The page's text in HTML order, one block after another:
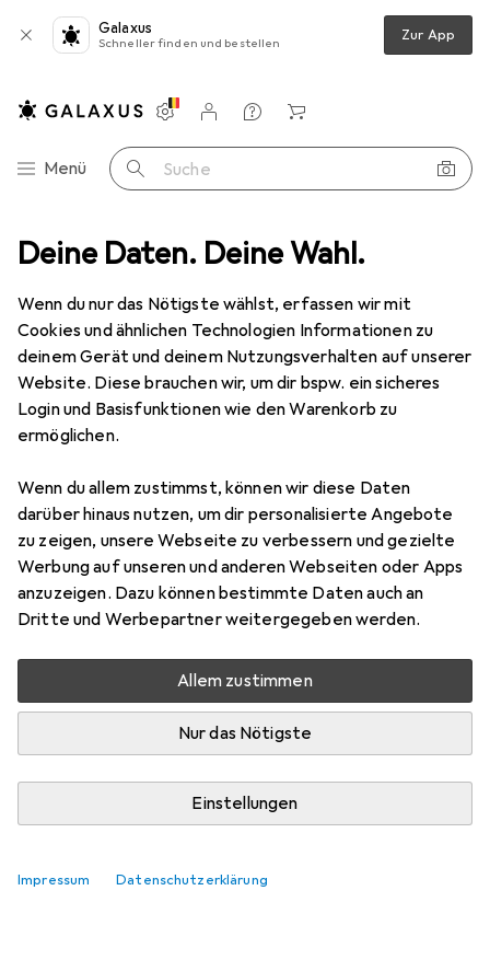
Deine Daten. Deine Wahl.
Wenn du nur das Nötigste wählst, erfassen wir mit
Cookies und ähnlichen Technologien Informationen zu
deinem Gerät und deinem Nutzungsverhalten auf unserer
Website. Diese brauchen wir, um dir bspw. ein sicheres
Login und Basisfunktionen wie den Warenkorb zu
ermöglichen.
Wenn du allem zustimmst, können wir diese Daten
darüber hinaus nutzen, um dir personalisierte Angebote
zu zeigen, unsere Webseite zu verbessern und gezielte
Werbung auf unseren und anderen Webseiten oder Apps
anzuzeigen. Dazu können bestimmte Daten auch an
Dritte und Werbepartner weitergegeben werden.
Allem zustimmen
Nur das Nötigste
Einstellungen
Impressum Datenschutzerklärung
Galaxus
Schneller finden und bestellen Zur App
Navigation nach Kategorien
Menü Suche
Einstellungen
Kundenkonto
Vergleichslisten
Merklisten
Warenkorb
De'Longhi
Kategorien anzeigen
Diese Marke gefällt mir
Mehr über De'Longhi erfahren